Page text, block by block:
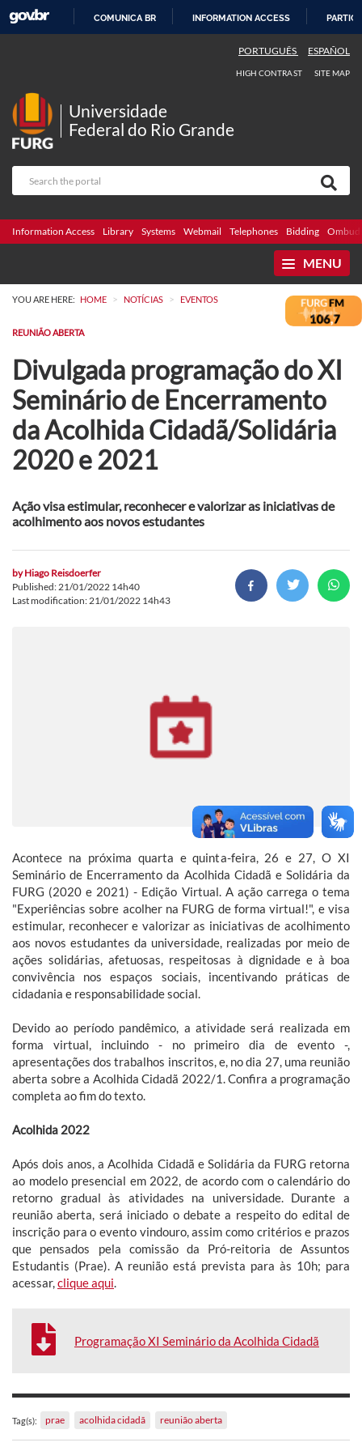
COMUNICA BR INFORMATION ACCESS
PORTUGUÊS ESPAÑOL
HIGH CONTRAST SITE MAP
Universidade
Federal do Rio Grande
Information Access Library Systems Webmail Telephones Bidding
MENU
YOU ARE HERE: HOME > NOTÍCIAS > EVENTOS
REUNIÃO ABERTA
Divulgada programação do XI
Seminário de Encerramento
da Acolhida Cidadã/Solidária
2020 e 2021
Ação visa estimular, reconhecer e valorizar as iniciativas de
acolhimento aos novos estudantes
byHiago Reisdoerfer
Published: 21/01/2022 14h40
Last modification: 21/01/2022 14h43
Acontece na próxima quarta e quinta-feira, 26 e 27, O XI
Seminário de Encerramento da Acolhida Cidadã e Solidária da
FURG (2020 e 2021) - Edição Virtual. A ação carrega o tema
"Experiências sobre acolher na FURG de forma virtual!", e visa
estimular, reconhecer e valorizar as iniciativas de acolhimento
aos novos estudantes da universidade, realizadas por meio de
ações solidárias, afetuosas, respeitosas à dignidade e à boa
convivência nos espaços sociais, incentivando práticas de
cidadania e responsabilidade social.
Devido ao período pandêmico, a atividade será realizada em
forma virtual, incluindo - no primeiro dia de evento -,
apresentações dos trabalhos inscritos, e, no dia 27, uma reunião
aberta sobre a Acolhida Cidadã 2022/1. Confira a programação
completa ao fim do texto.
Acolhida 2022
Após dois anos, a Acolhida Cidadã e Solidária da FURG retorna
ao modelo presencial em 2022, de acordo com o calendário do
retorno gradual às atividades na universidade. Durante a
reunião aberta, será iniciado o debate a respeito do edital de
inscrição para o evento vindouro, assim como critérios e prazos
que pensados pela comissão da Pró-reitoria de Assuntos
Estudantis (Prae). A reunião está prevista para às 10h; para
acessar,clique aqui.
Programação XI Seminário da Acolhida Cidadã
Tag(s): prae acolhida cidadã reunião aberta